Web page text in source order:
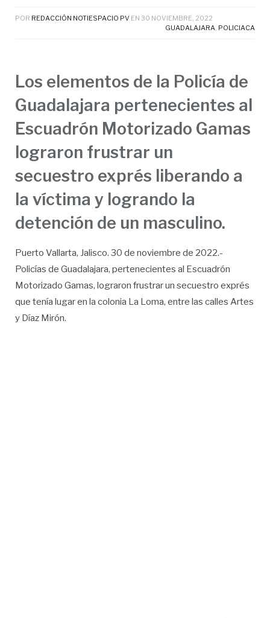
POR REDACCIÓN NOTIESPACIO PV EN 30 NOVIEMBRE, 2022
GUADALAJARA POLICIACA
Los elementos de la Policía de
Guadalajara pertenecientes al
Escuadrón Motorizado Gamas
lograron frustrar un
secuestro exprés liberando a
la víctima y logrando la
detención de un masculino.
Puerto Vallarta, Jalisco. 30 de noviembre de 2022.-
Policías de Guadalajara, pertenecientes al Escuadrón
Motorizado Gamas, lograron frustrar un secuestro exprés
que tenía lugar en la colonia La Loma, entre las calles Artes
y Díaz Mirón.